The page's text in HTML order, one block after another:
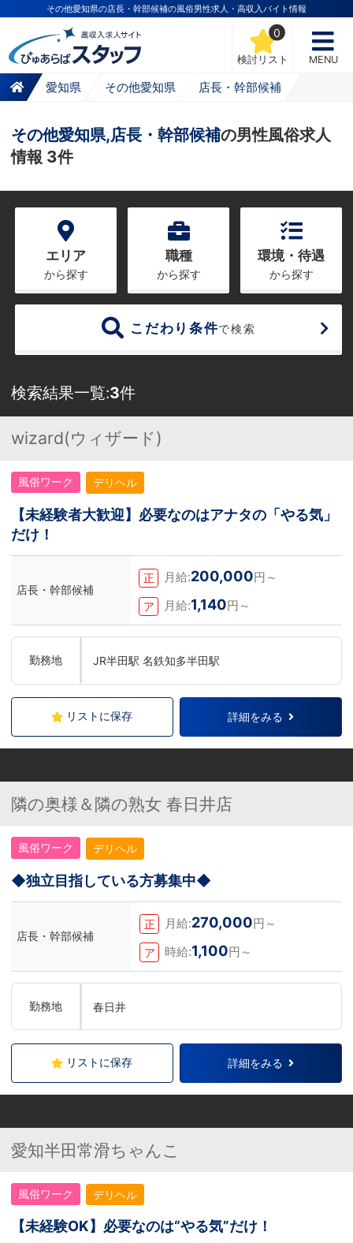
その他愛知県の店長・幹部候補の風俗男性求人・高収入バイト情報
検討リスト
0
MENU
愛知県 その他愛知県 店長・幹部候補
その他愛知県,店長・幹部候補の男性風俗求人
情報 3件
エリア
から探す
職種
から探す
環境・待遇
から探す
こだわり条件で検索
検索結果一覧:3件
wizard(ウィザード)
風俗ワーク デリヘル
【未経験者大歓迎】必要なのはアナタの「やる気」
だけ！
店長・幹部候補
正 月給:200,000円～
ア 月給:1,140円～
勤務地 JR半田駅 名鉄知多半田駅
リストに保存 詳細をみる
隣の奥様＆隣の熟女 春日井店
風俗ワーク デリヘル
◆独立目指している方募集中◆
店長・幹部候補
正 月給:270,000円～
ア 時給:1,100円～
勤務地 春日井
リストに保存 詳細をみる
愛知半田常滑ちゃんこ
風俗ワーク デリヘル
【未経験OK】必要なのは“やる気”だけ！